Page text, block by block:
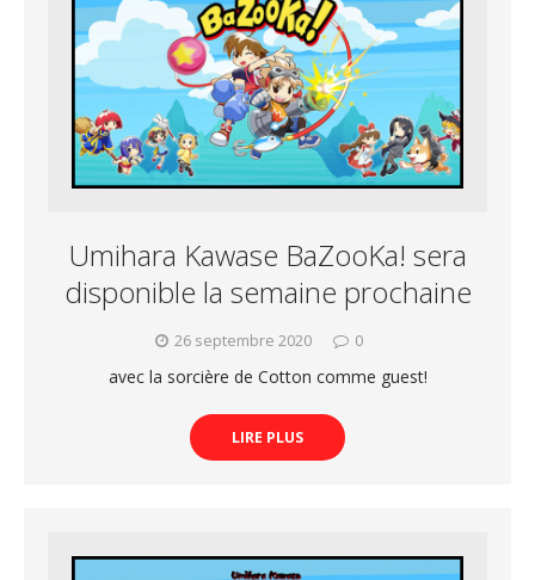
Umihara Kawase BaZooKa! sera
disponible la semaine prochaine
26 septembre 2020 0
avec la sorcière de Cotton comme guest!
LIRE PLUS